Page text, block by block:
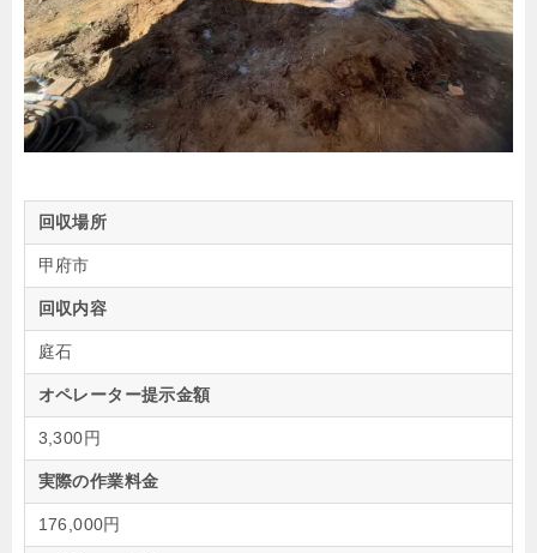
回収場所
甲府市
回収内容
庭石
オペレーター提示金額
3,300円
実際の作業料金
176,000円